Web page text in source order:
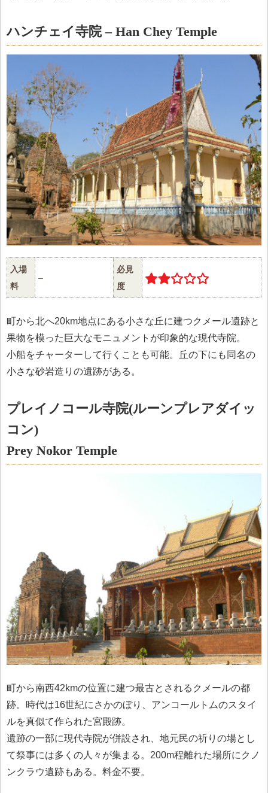
ハンチェイ寺院 – Han Chey Temple
入場
料
–
必見
度
町から北へ20km地点にある小さな丘に建つクメール遺跡と
果物を模った巨大なモニュメントが印象的な現代寺院。
小船をチャーターして行くことも可能。丘の下にも同名の
小さな砂岩造りの遺跡がある。
プレイノコール寺院(ルーンプレアダイッ
コン)
Prey Nokor Temple
町から南西42kmの位置に建つ最古とされるクメールの都
跡。時代は16世紀にさかのぼり、アンコールトムのスタイ
ルを真似て作られた宮殿跡。
遺跡の一部に現代寺院が併設され、地元民の祈りの場とし
て祭事には多くの人々が集まる。200m程離れた場所にクノ
ンクラウ遺跡もある。料金不要。